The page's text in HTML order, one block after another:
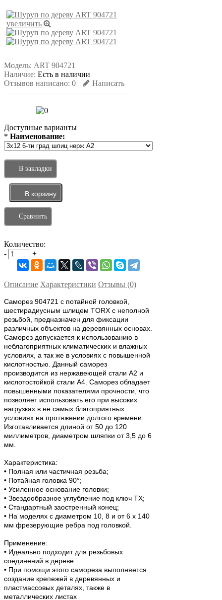
увеличить
Модель: ART 904721
Наличие: Есть в наличии
Отзывов написано: 0 Написать
Доступные варианты
* Наименование:
В закладки
Сравнить
Количество:
-
+
Описание Характеристики Отзывы (0)
Саморез 904721 с потайной головкой,
шестирадиусным шлицем TORX с неполной
резьбой, предназначен для фиксации
различных объектов на деревянных основах.
Саморез допускается к использованию в
неблагоприятных климатических и влажных
условиях, а так же в условиях с повышенной
кислотностью. Данный саморез
производится из нержавеющей стали A2 и
кислотостойкой стали A4. Саморез обладает
повышенными показателями прочности, что
позволяет использовать его при высоких
нагрузках в не самых благоприятных
условиях на протяжении долгого времени.
Изготавливается длиной от 50 до 120
миллиметров, диаметром шляпки от 3,5 до 6
мм.
Характеристика:
• Полная или частичная резьба;
• Потайная головка 90°;
• Усиленное основание головки;
• Звездообразное углубление под ключ TX;
• Стандартный заостренный конец;
• На моделях с диаметром 10, 8 и от 6 x 140
мм фрезерующие ребра под головкой.
Применение:
• Идеально подходит для резьбовых
соединений в дереве
• При помощи этого самореза выполняется
создание крепежей в деревянных и
пластмассовых деталях, также в
металлических листах